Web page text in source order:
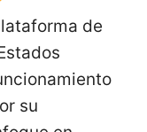
de
su